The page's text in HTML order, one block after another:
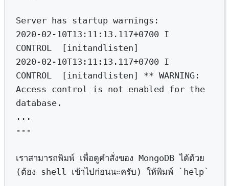
Server has startup warnings:
2020-02-10T13:11:13.117+0700 I
CONTROL
  [initandlisten]
2020-02-10T13:11:13.117+0700 I
CONTROL
  [initandlisten]
** WARNING:
Access control is not enabled for the
database.
...
---
เราสามารถพิมพ์ เพื่อดูคำสั่งของ MongoDB ได้ด้วย
(ต้อง shell เข้าไปก่อนนะครับ ) ให้พิมพ์ ` help`